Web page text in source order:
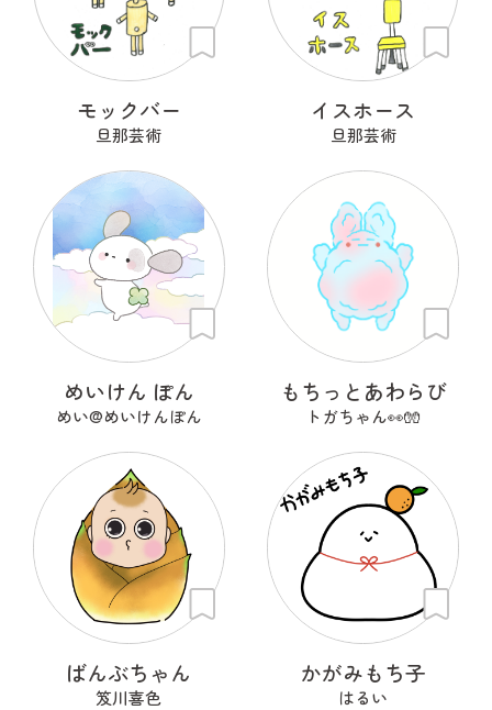
モックバー
旦那芸術
イスホース
旦那芸術
めいけん ぽん
めい@めいけんぽん
もちっとあわらび
トガちゃん👀🧤
ばんぶちゃん
笈川喜色
かがみもち子
はるい